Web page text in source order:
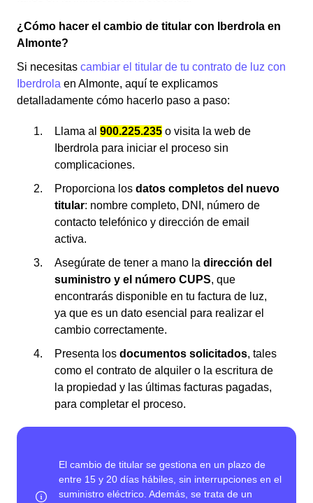
¿Cómo hacer el cambio de titular con Iberdrola en
Almonte?
Si necesitas cambiar el titular de tu contrato de luz con
Iberdrola en Almonte, aquí te explicamos
detalladamente cómo hacerlo paso a paso:
Llama al 900.225.235 o visita la web de
Iberdrola para iniciar el proceso sin
complicaciones.
Proporciona los datos completos del nuevo
titular: nombre completo, DNI, número de
contacto telefónico y dirección de email
activa.
Asegúrate de tener a mano la dirección del
suministro y el número CUPS, que
encontrarás disponible en tu factura de luz,
ya que es un dato esencial para realizar el
cambio correctamente.
Presenta los documentos solicitados, tales
como el contrato de alquiler o la escritura de
la propiedad y las últimas facturas pagadas,
para completar el proceso.